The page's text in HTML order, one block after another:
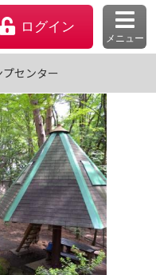
ログイン
メニュー
センター